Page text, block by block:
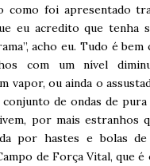
como foi apresentado
eu acredito que tenha
acho eu. Tudo é bem
com um nível
vapor, ou ainda o
conjunto de ondas de
por mais estranhos
por hastes e bolas
de Força Vital, que é